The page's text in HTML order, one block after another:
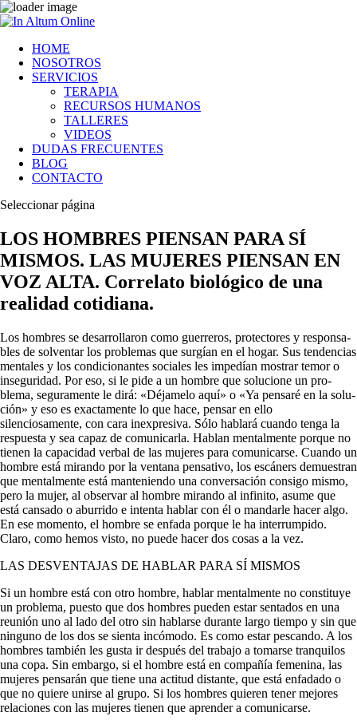
HOME
NOSOTROS
SERVICIOS
TERAPIA
RECURSOS HUMANOS
TALLERES
VIDEOS
DUDAS FRECUENTES
BLOG
CONTACTO
Seleccionar página
LOS HOMBRES PIENSAN PARA SÍ
MISMOS. LAS MUJERES PIENSAN EN
VOZ ALTA. Correlato biológico de una
realidad cotidiana.
Los hombres se desarrollaron como guerreros, protectores y responsa­
bles de solventar los problemas que surgían en el hogar. Sus tenden­cias
mentales y los condicionantes sociales les impedían mostrar temor o
inseguridad. Por eso, si le pide a un hombre que solucione un pro­
blema, seguramente le dirá: «Déjamelo aquí» o «Ya pensaré en la solu­
ción» y eso es exactamente lo que hace, pensar en ello
silenciosamente, con cara inexpresiva. Sólo hablará cuando tenga la
respuesta y sea capaz de comunicarla. Hablan mentalmente porque no
tienen la capacidad verbal de las mujeres para comunicarse. Cuando un
hombre está mi­rando por la ventana pensativo, los escáners demuestran
que mentalmente está manteniendo una conversación consigo mismo,
pero la mujer, al observar al hombre mirando al infinito, asume que
está can­sado o aburrido e intenta hablar con él o mandarle hacer algo.
En ese momento, el hombre se enfada porque le ha interrumpido.
Claro, como hemos visto, no puede hacer dos cosas a la vez.
LAS DESVENTAJAS DE HABLAR PARA SÍ MISMOS
Si un hombre está con otro hombre, hablar mentalmente no constituye
un problema, puesto que dos hombres pueden estar sentados en una
reunión uno al lado del otro sin hablarse durante largo tiempo y sin que
ninguno de los dos se sienta incómodo. Es como estar pescando. A los
hombres también les gusta ir después del trabajo a tomarse tran­quilos
una copa. Sin embargo, si el hombre está en compañía femenina, las
mujeres pensarán que tiene una actitud distante, que está enfadado o
que no quiere unirse al grupo. Si los hombres quieren tener mejores
relaciones con las mujeres tienen que aprender a comunicarse.